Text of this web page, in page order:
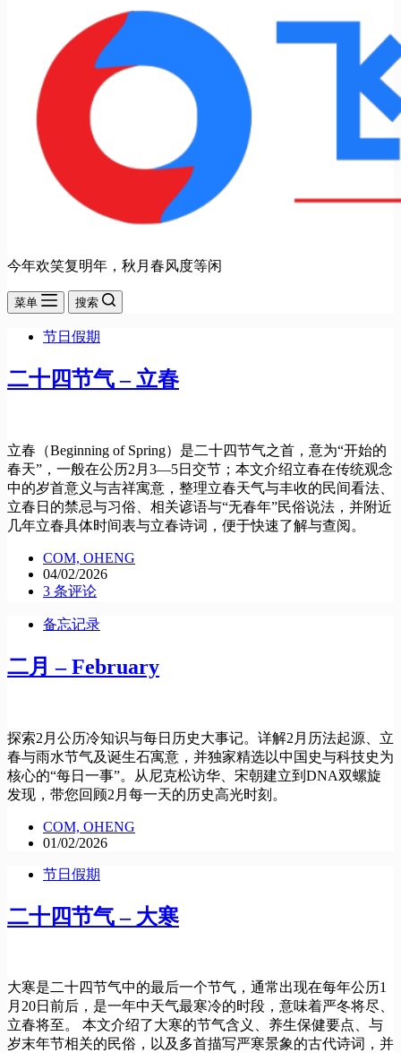
今年欢笑复明年，秋月春风度等闲
菜单 搜索
节日假期
二十四节气 – 立春
立春（Beginning of Spring）是二十四节气之首，意为“开始的
春天”，一般在公历2月3—5日交节；本文介绍立春在传统观念
中的岁首意义与吉祥寓意，整理立春天气与丰收的民间看法、
立春日的禁忌与习俗、相关谚语与“无春年”民俗说法，并附近
几年立春具体时间表与立春诗词，便于快速了解与查阅。
COM, OHENG
04/02/2026
3 条评论
备忘记录
二月 – February
探索2月公历冷知识与每日历史大事记。详解2月历法起源、立
春与雨水节气及诞生石寓意，并独家精选以中国史与科技史为
核心的“每日一事”。从尼克松访华、宋朝建立到DNA双螺旋
发现，带您回顾2月每一天的历史高光时刻。
COM, OHENG
01/02/2026
节日假期
二十四节气 – 大寒
大寒是二十四节气中的最后一个节气，通常出现在每年公历1
月20日前后，是一年中天气最寒冷的时段，意味着严冬将尽、
立春将至。 本文介绍了大寒的节气含义、养生保健要点、与
岁末年节相关的民俗，以及多首描写严寒景象的古代诗词，并